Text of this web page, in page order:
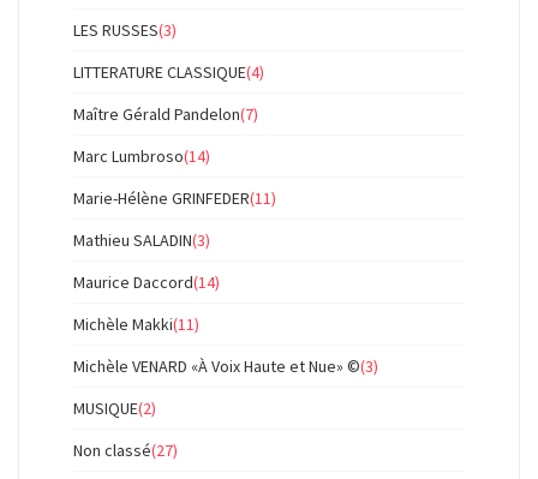
LES RUSSES(3)
LITTERATURE CLASSIQUE(4)
Maître Gérald Pandelon(7)
Marc Lumbroso(14)
Marie-Hélène GRINFEDER(11)
Mathieu SALADIN(3)
Maurice Daccord(14)
Michèle Makki(11)
Michèle VENARD «À Voix Haute et Nue» ©(3)
MUSIQUE(2)
Non classé(27)